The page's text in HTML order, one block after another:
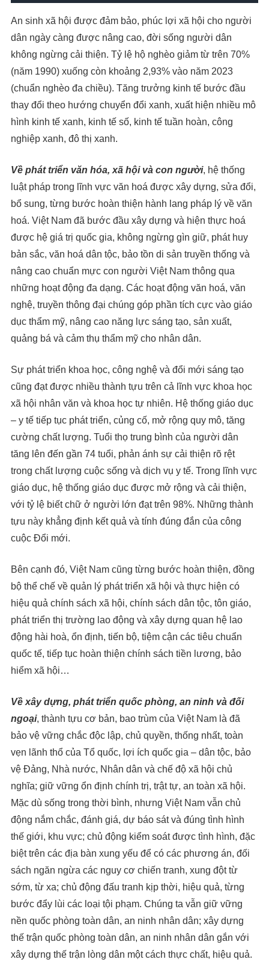
An sinh xã hội được đảm bảo, phúc lợi xã hội cho người
dân ngày càng được nâng cao, đời sống người dân
không ngừng cải thiện. Tỷ lệ hộ nghèo giảm từ trên 70%
(năm 1990) xuống còn khoảng 2,93% vào năm 2023
(chuẩn nghèo đa chiều). Tăng trưởng kinh tế bước đầu
thay đổi theo hướng chuyển đổi xanh, xuất hiện nhiều mô
hình kinh tế xanh, kinh tế số, kinh tế tuần hoàn, công
nghiệp xanh, đô thị xanh.
Về phát triển văn hóa, xã hội và con người, hệ thống
luật pháp trong lĩnh vực văn hoá được xây dựng, sửa đổi,
bổ sung, từng bước hoàn thiện hành lang pháp lý về văn
hoá. Việt Nam đã bước đầu xây dựng và hiện thực hoá
được hệ giá trị quốc gia, không ngừng gìn giữ, phát huy
bản sắc, văn hoá dân tộc, bảo tồn di sản truyền thống và
nâng cao chuẩn mực con người Việt Nam thông qua
những hoạt động đa dạng. Các hoạt động văn hoá, văn
nghệ, truyền thông đại chúng góp phần tích cực vào giáo
dục thẩm mỹ, nâng cao năng lực sáng tạo, sản xuất,
quảng bá và cảm thụ thẩm mỹ cho nhân dân.
Sự phát triển khoa học, công nghệ và đổi mới sáng tạo
cũng đạt được nhiều thành tựu trên cả lĩnh vực khoa học
xã hội nhân văn và khoa học tự nhiên. Hệ thống giáo dục
– y tế tiếp tục phát triển, củng cố, mở rộng quy mô, tăng
cường chất lượng. Tuổi thọ trung bình của người dân
tăng lên đến gần 74 tuổi, phản ánh sự cải thiện rõ rệt
trong chất lượng cuộc sống và dịch vụ y tế. Trong lĩnh vực
giáo dục, hệ thống giáo dục được mở rộng và cải thiện,
với tỷ lệ biết chữ ở người lớn đạt trên 98%. Những thành
tựu này khẳng định kết quả và tính đúng đắn của công
cuộc Đổi mới.
Bên cạnh đó, Việt Nam cũng từng bước hoàn thiện, đồng
bộ thể chế về quản lý phát triển xã hội và thực hiện có
hiệu quả chính sách xã hội, chính sách dân tộc, tôn giáo,
phát triển thị trường lao động và xây dựng quan hệ lao
động hài hoà, ổn định, tiến bộ, tiệm cận các tiêu chuẩn
quốc tế, tiếp tục hoàn thiện chính sách tiền lương, bảo
hiểm xã hội…
Về xây dựng, phát triển quốc phòng, an ninh và đối
ngoại, thành tựu cơ bản, bao trùm của Việt Nam là đã
bảo vệ vững chắc độc lập, chủ quyền, thống nhất, toàn
vẹn lãnh thổ của Tổ quốc, lợi ích quốc gia – dân tộc, bảo
vệ Đảng, Nhà nước, Nhân dân và chế độ xã hội chủ
nghĩa; giữ vững ổn định chính trị, trật tự, an toàn xã hội.
Mặc dù sống trong thời bình, nhưng Việt Nam vẫn chủ
động nắm chắc, đánh giá, dự báo sát và đúng tình hình
thế giới, khu vực; chủ động kiểm soát được tình hình, đặc
biệt trên các địa bàn xung yếu để có các phương án, đối
sách ngăn ngừa các nguy cơ chiến tranh, xung đột từ
sớm, từ xa; chủ động đấu tranh kịp thời, hiệu quả, từng
bước đẩy lùi các loại tội phạm. Chúng ta vẫn giữ vững
nền quốc phòng toàn dân, an ninh nhân dân; xây dựng
thế trận quốc phòng toàn dân, an ninh nhân dân gắn với
xây dựng thế trận lòng dân một cách thực chất, hiệu quả.